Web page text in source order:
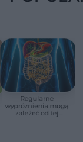
Regularne
wypróżnienia mogą
zależeć od tej